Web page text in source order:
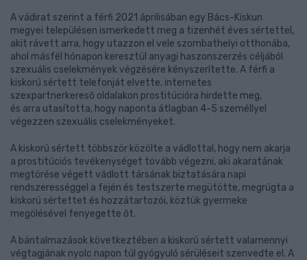
A vádirat szerint a férfi 2021 áprilisában egy Bács-Kiskun
megyei településen ismerkedett meg a tizenhét éves sértettel,
akit rávett arra, hogy utazzon el vele szombathelyi otthonába,
ahol másfél hónapon keresztül anyagi haszonszerzés céljából
szexuális cselekmények végzésére kényszerítette. A férfi a
kiskorú sértett telefonját elvette, internetes
szexpartnerkereső oldalakon prostitúcióra hirdette meg,
és arra utasította, hogy naponta átlagban 4-5 személlyel
végezzen szexuális cselekményeket.
A kiskorú sértett többször közölte a vádlottal, hogy nem akarja
a prostitúciós tevékenységet tovább végezni, aki akaratának
megtörése végett vádlott társának biztatására napi
rendszerességgel a fején és testszerte megütötte, megrúgta a
kiskorú sértettet és hozzátartozói, köztük gyermeke
megölésével fenyegette őt.
A bántalmazások következtében a kiskorú sértett valamennyi
végtagjának nyolc napon túl gyógyuló sérüléseit szenvedte el. A